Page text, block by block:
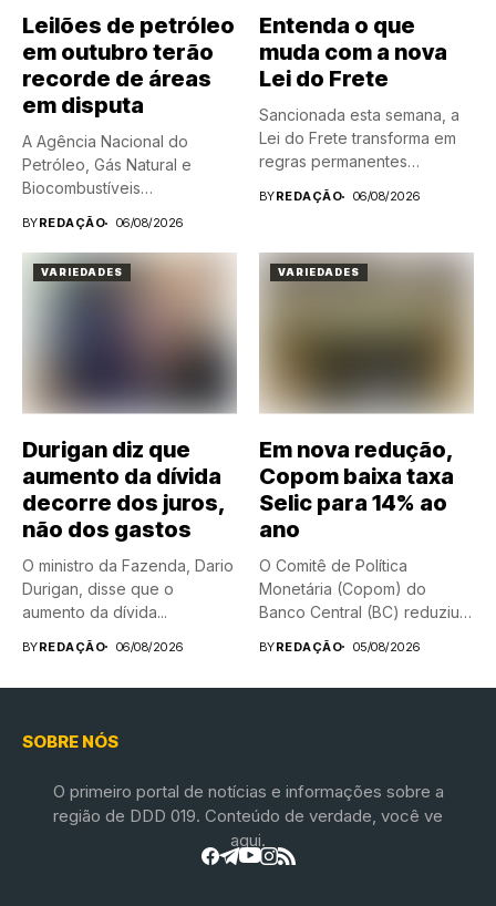
Leilões de petróleo
em outubro terão
recorde de áreas
em disputa
A Agência Nacional do
Petróleo, Gás Natural e
Biocombustíveis
BYREDAÇÃO 06/08/2026
Entenda o que
muda com a nova
Lei do Frete
Sancionada esta semana, a
Lei do Frete transforma em
regras permanentes
BYREDAÇÃO 06/08/2026
VARIEDADES
Durigan diz que
aumento da dívida
decorre dos juros,
não dos gastos
O ministro da Fazenda, Dario
Durigan, disse que o
aumento da dívida...
BYREDAÇÃO 06/08/2026
VARIEDADES
Em nova redução,
Copom baixa taxa
Selic para 14% ao
ano
O Comitê de Política
Monetária (Copom) do
Banco Central (BC) reduziu
BYREDAÇÃO 05/08/2026
SOBRE NÓS
O primeiro portal de notícias e informações sobre a
região de DDD 019. Conteúdo de verdade, você ve
aqui.